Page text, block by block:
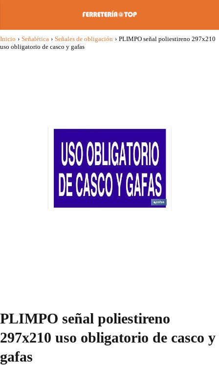
Inicio › Señalética › Señales de obligación › PLIMPO señal poliestireno 297x210
uso obligatorio de casco y gafas
PLIMPO señal poliestireno
297x210 uso obligatorio de casco y
gafas